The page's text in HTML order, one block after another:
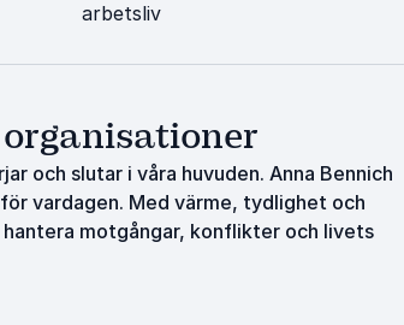
arbetsliv
och slutar i våra huvuden. Anna Bennich
vardagen. Med värme, tydlighet och
motgångar, konflikter och livets